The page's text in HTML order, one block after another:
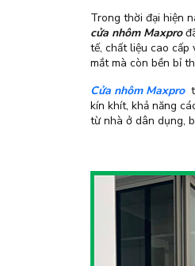
Trong thời đại hiện
cửa nhôm Maxpro
tế, chất liệu cao cấp
mắt mà còn bền bỉ
Cửa nhôm Maxpro
kín khít, khả năng
từ nhà ở dân dụng,